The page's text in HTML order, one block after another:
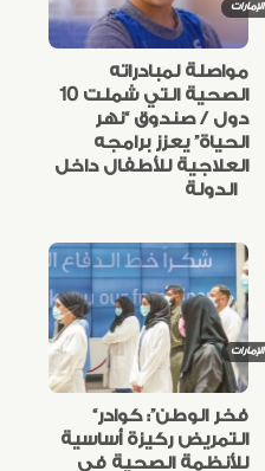
الإمارات
مواصلة لمبادراته
الصحية التي شملت 10
دول / صندوق “نهر
الحياة” يعزز برامجه
العلاجية للأطفال داخل
الدولة
الإمارات
“فخر الوطن”: كوادر
التمريض ركيزة أساسية
للأنظمة الصحية في